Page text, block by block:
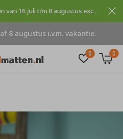
0 0
8 augustus i.v.m. vakantie.
I.v.m. vakantie zijn wij gesloten van 16 juli t/m 8 augustus excuses voor dit ongemak.